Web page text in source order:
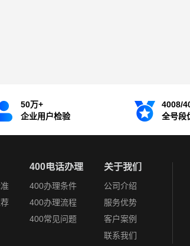
50万+
企业用户检验
4008/
全号段
400电话办理
400办理条件
400办理流程
400常见问题
关于我们
公司介绍
服务优势
客户案例
联系我们